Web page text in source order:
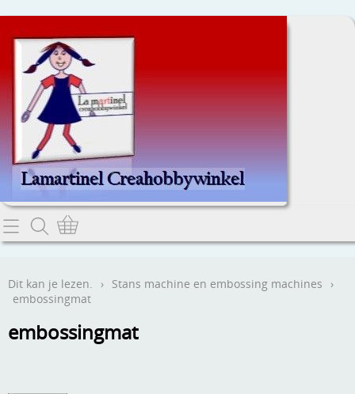
Home
Contact
Webwinkel
Dit kan je lezen. › Stans machine en embossing machines
›
embossingmat
embossingmat